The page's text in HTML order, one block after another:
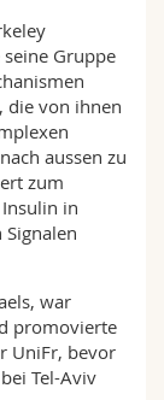
Gruppe
die von ihnen
aussen zu
zum
in
war
promovierte
UniFr, bevor
Tel-Aviv